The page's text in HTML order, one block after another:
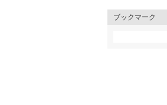
ブックマーク